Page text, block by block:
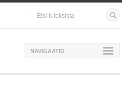
NAVIGAATIO